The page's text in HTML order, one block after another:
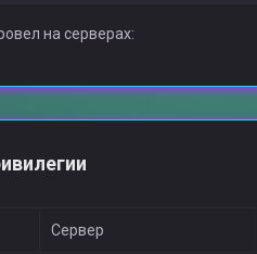
на серверах:
Сервер